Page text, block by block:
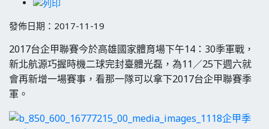
發佈日期：2017-11-19
2017台企甲聯賽今於高雄國家體育場下午14：30季軍戰，
新北航源巧握時機二球完封臺體光磊，為11／25下週六就
會再新增一場賽事，看那一隊可以拿下2017台企甲聯賽季
軍。